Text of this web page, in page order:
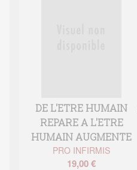
DE L'ETRE HUMAIN
REPARE A L'ETRE
HUMAIN AUGMENTE
PRO INFIRMIS
19,00 €